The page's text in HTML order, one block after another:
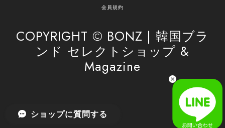
がけてまいります。 また気になる商品がございま
無事届きました！ LINEでの問い合わせも対応が早く優しくて
とてもよかったです！
会員規約
COPYRIGHT © BONZ | 韓国ブラ
ンド セレクトショップ &
Magazine
ショップに質問する